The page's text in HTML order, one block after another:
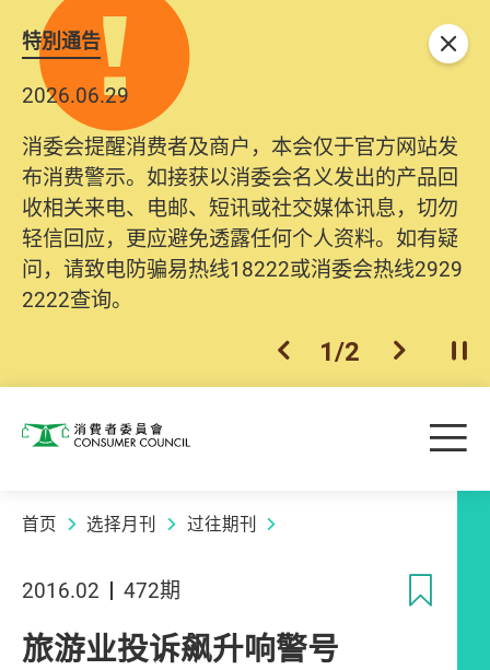
特別通告
2026.06.29
消委会提醒消费者及商户，本会仅于官方网站发
布消费警示。如接获以消委会名义发出的产品回
收相关来电、电邮、短讯或社交媒体讯息，切勿
轻信回应，更应避免透露任何个人资料。如有疑
问，请致电防骗易热线18222或消委会热线2929
2222查询。
上一个
1/2 下一个开
关闭
消费者委员会 目
首页 选择月刊 过往期刊
2016.02 472期
旅游业投诉飙升响警号